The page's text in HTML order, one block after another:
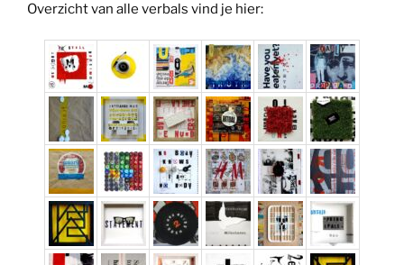
Overzicht van alle verbals vind je hier: